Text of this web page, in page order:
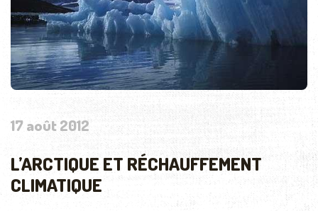
17 août 2012
L’ARCTIQUE ET RÉCHAUFFEMENT
CLIMATIQUE